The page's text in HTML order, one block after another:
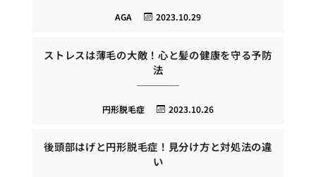
2023.10.29
AGA
ストレスは薄毛の大敵！心と髪の健康を守る予防
法
2023.10.26
円形脱毛症
後頭部はげと円形脱毛症！見分け方と対処法の違
い